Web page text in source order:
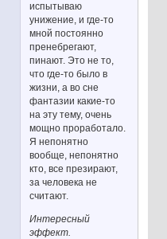
испытываю
унижение, и где-то
мной постоянно
пренебрегают,
пинают. Это не то,
что где-то было в
жизни, а во сне
фантазии какие-то
на эту тему, очень
мощно проработало.
Я непонятно
вообще, непонятно
кто, все презирают,
за человека не
считают.
Интересный
эффект.